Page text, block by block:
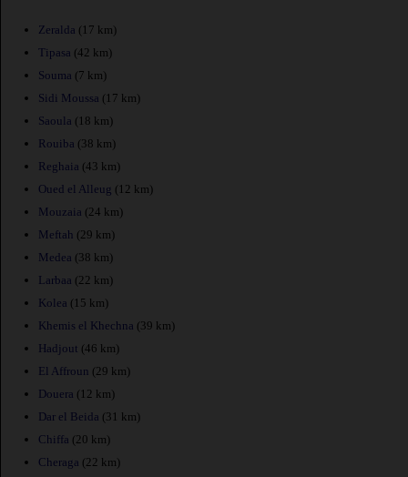
Zeralda (17 km)
Tipasa (42 km)
Souma (7 km)
Sidi Moussa (17 km)
Saoula (18 km)
Rouiba (38 km)
Reghaia (43 km)
Oued el Alleug (12 km)
Mouzaia (24 km)
Meftah (29 km)
Medea (38 km)
Larbaa (22 km)
Kolea (15 km)
Khemis el Khechna (39 km)
Hadjout (46 km)
El Affroun (29 km)
Douera (12 km)
Dar el Beida (31 km)
Chiffa (20 km)
Cheraga (22 km)